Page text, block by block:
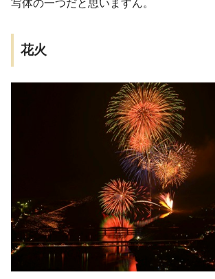
写体の一つだと思いますん。
花火